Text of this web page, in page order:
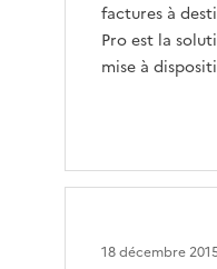
factures à
Pro est la
mise à
18 décembre